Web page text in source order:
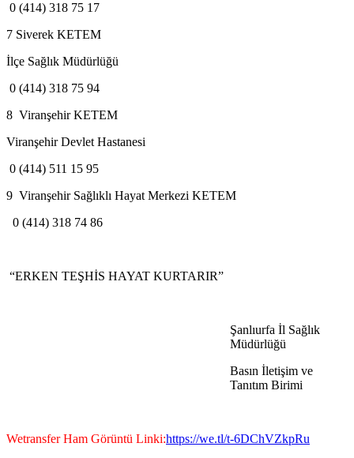
0 (414) 318 75 17
7 Siverek KETEM
İlçe Sağlık Müdürlüğü
0 (414) 318 75 94
8 Viranşehir KETEM
Viranşehir Devlet Hastanesi
0 (414) 511 15 95
9 Viranşehir Sağlıklı Hayat Merkezi KETEM
0 (414) 318 74 86
“ERKEN TEŞHİS HAYAT KURTARIR”
Şanlıurfa İl Sağlık
Müdürlüğü
Basın İletişim ve
Tanıtım Birimi
Wetransfer Ham Görüntü Linki:https://we.tl/t-6DChVZkpRu